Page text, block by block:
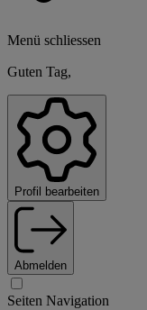
Menü schliessen
Guten Tag,
Profil bearbeiten
Abmelden
Seiten Navigation